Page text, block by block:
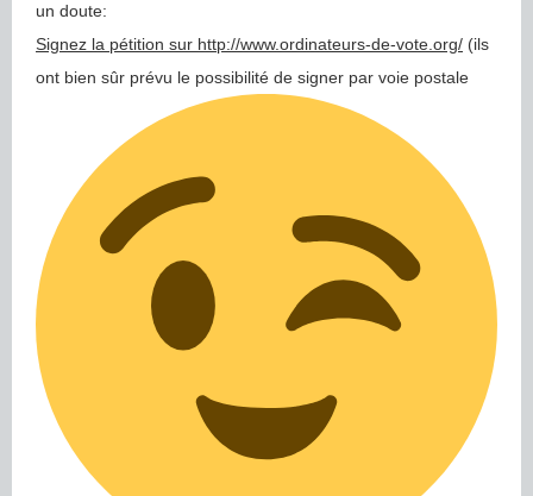
un doute:
Signez la pétition sur http://www.ordinateurs-de-vote.org/ (ils
ont bien sûr prévu le possibilité de signer par voie postale